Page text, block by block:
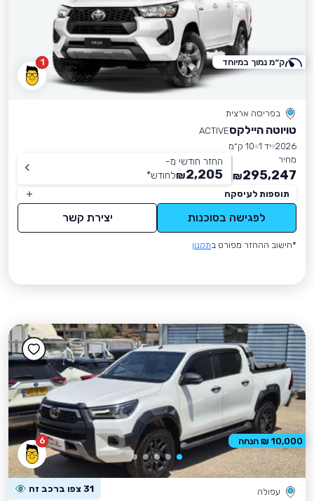
1
בפריסה ארצית
טויוטה היילקסACTIVE
2026 יד 1
10 ק״מ
מחיר
295,247
₪
החזר חודשי מ-
2,205
₪לחודש*
תוספות לעיסקה
לפגישה בסוכנות יצירת קשר
*חישוב ההחזר מפורט בתקנון
ק״מ נמוך במיוחד
6
עפולה 31 צפו ברכב זה
10,000 ₪ הנחה